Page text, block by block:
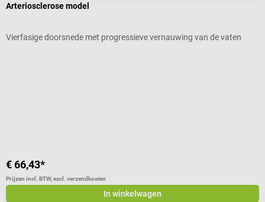
Arteriosclerose model
Vierfasige doorsnede met progressieve vernauwing van de vaten
€ 66,43*
Prijzen incl. BTW, excl. verzendkosten
In winkelwagen